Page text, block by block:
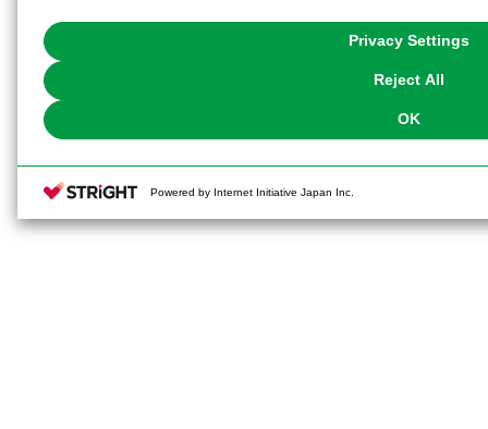
You can change your consent or rejection settings at any time via
Privacy Settings
Reject All
OK
Powered by Internet Initiative Japan Inc.